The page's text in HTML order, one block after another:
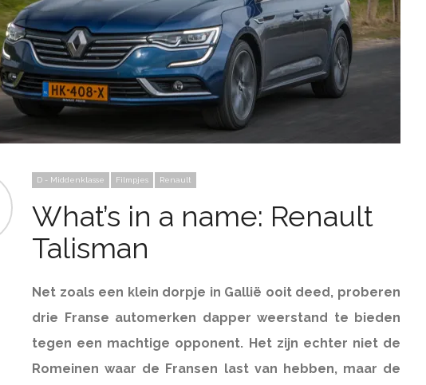
D - Middenklasse Filmpjes Renault
What’s in a name: Renault
Talisman
Net zoals een klein dorpje in Gallië ooit deed, proberen
drie Franse automerken dapper weerstand te bieden
tegen een machtige opponent. Het zijn echter niet de
Romeinen waar de Fransen last van hebben, maar de